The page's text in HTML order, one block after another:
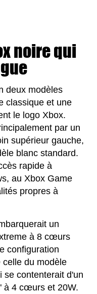
noire qui
deux modèles
classique et une
le logo Xbox.
par un
supérieur gauche,
blanc standard.
rapide à
au Xbox Game
propres à
un
à 8 cœurs
configuration
celle du modèle
se contenterait d'un
à 4 cœurs et 20W.